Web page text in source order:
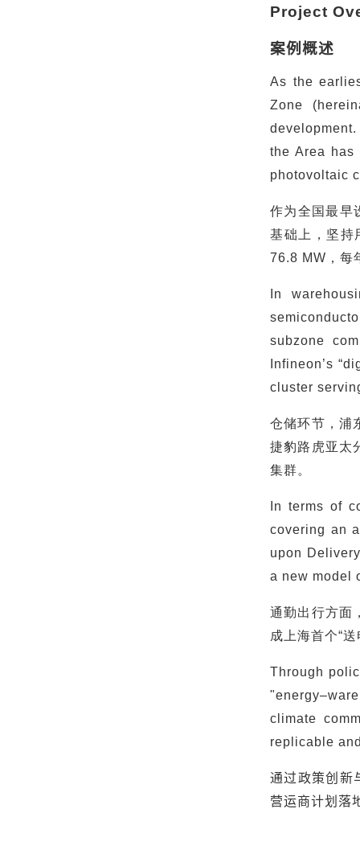
Project
案例概述
As the
Zone
the Area has
photovoltaic
作为全国最早
基础上，坚持
76.8 MW ，
In
subzone
Infineon’s
cluster
仓储环节，浦
捷豹路虎亚太
集群。
In terms of
covering an
upon
a new model
通勤出行方面
成上海首个“送
Through
climate
replicable
通过政策创新
营运商计划落